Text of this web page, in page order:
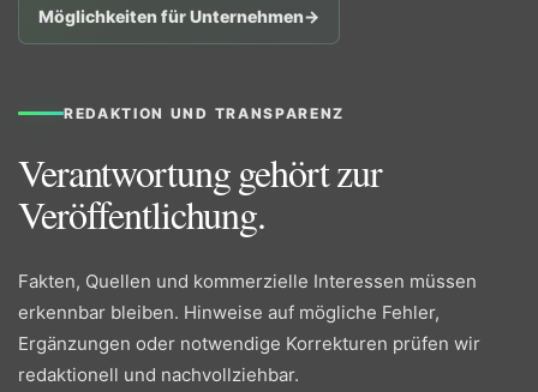
Möglichkeiten für Unternehmen→
REDAKTION UND TRANSPARENZ
Verantwortung gehört zur
Veröffentlichung.
Fakten, Quellen und kommerzielle Interessen müssen
erkennbar bleiben. Hinweise auf mögliche Fehler,
Ergänzungen oder notwendige Korrekturen prüfen wir
redaktionell und nachvollziehbar.